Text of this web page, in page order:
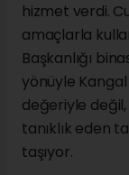
hizmet verdi.
amaçlarla
Başkanlığı
yönüyle Kangal
değeriyle değil,
tanıklık eden
taşıyor.